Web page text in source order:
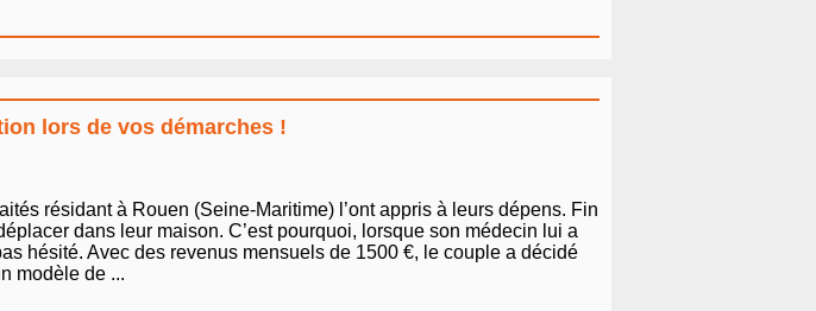
lors de vos démarches !
résidant à Rouen (Seine-Maritime) l’ont appris à leurs dépens. Fin
dans leur maison. C’est pourquoi, lorsque son médecin lui a
hésité. Avec des revenus mensuels de 1500 €, le couple a décidé
modèle de ...